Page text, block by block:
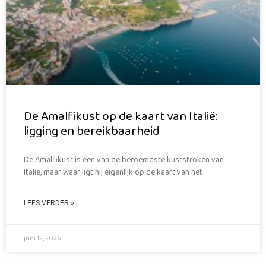
De Amalfikust op de kaart van Italië:
ligging en bereikbaarheid
De Amalfikust is een van de beroemdste kuststroken van
Italië, maar waar ligt hij eigenlijk op de kaart van het
LEES VERDER »
juni 12, 2026